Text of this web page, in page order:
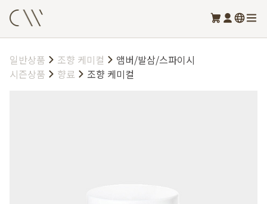
일반상품 조향 케미컬
앰버/발삼/스파이시
시즌상품
향료 조향 케미컬